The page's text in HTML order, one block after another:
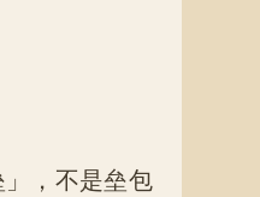
，不是垒包